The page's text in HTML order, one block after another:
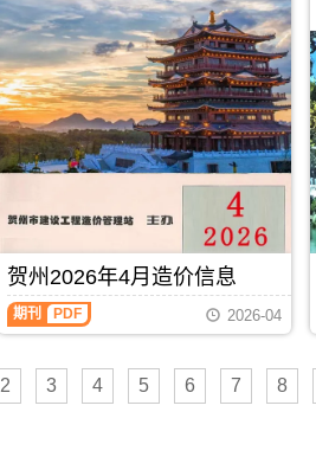
贺州2026年4月造价信息
期刊 PDF 2026-04
2 3 4 5 6 7 8